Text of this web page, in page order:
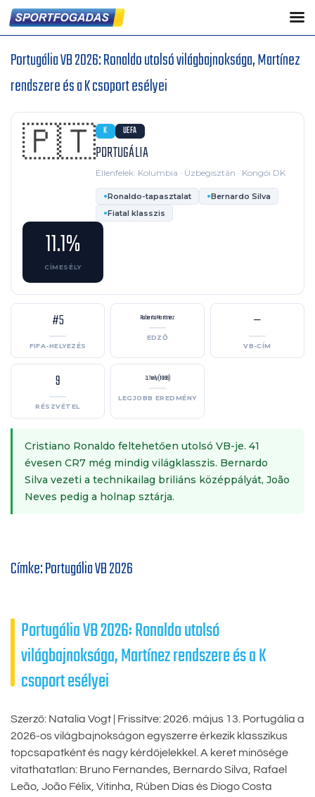
Portugália VB 2026: Ronaldo utolsó világbajnoksága, Martínez
rendszere és a K csoport esélyei
🇵🇹 K UEFA
PORTUGÁLIA
Ellenfelek: Kolumbia · Üzbegisztán · Kongói DK
Ronaldo-tapasztalat
Bernardo Silva
Fiatal klasszis
11.1%
CÍMESÉLY
#5
FIFA-HELYEZÉS
Roberto Martínez
EDZŐ
—
VB-CÍM
9
RÉSZVÉTEL
3. hely (1966)
LEGJOBB EREDMÉNY
Cristiano Ronaldo feltehetően utolsó VB-je. 41
évesen CR7 még mindig világklasszis. Bernardo
Silva vezeti a technikailag briliáns középpályát, João
Neves pedig a holnap sztárja.
Címke:Portugália VB 2026
Portugália VB 2026: Ronaldo utolsó
világbajnoksága, Martínez rendszere és a K
csoport esélyei
Szerző: Natalia Vogt | Frissítve: 2026. május 13. Portugália a
2026-os világbajnokságon egyszerre érkezik klasszikus
topcsapatként és nagy kérdőjelekkel. A keret minősége
vitathatatlan: Bruno Fernandes, Bernardo Silva, Rafael
Leão, João Félix, Vitinha, Rúben Dias és Diogo Costa